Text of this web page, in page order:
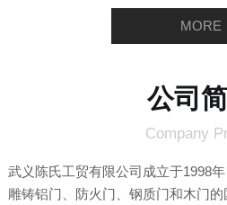
MORE
公司
Company
武义陈氏工贸有限公司成立于1998
雕铸铝门、防火门、钢质门和木门